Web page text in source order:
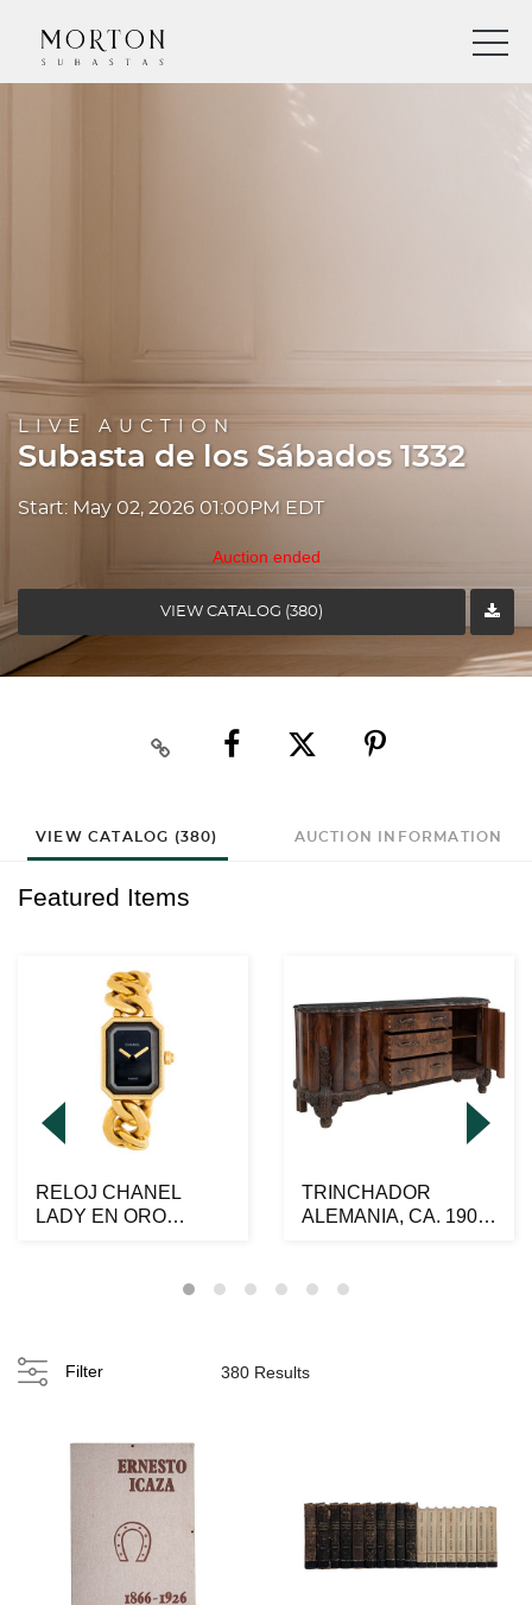
LIVE AUCTION
Subasta de los Sábados 1332
Start: May 02, 2026 01:00PM EDT
Auction ended
VIEW CATALOG (380)
VIEW CATALOG (380) AUCTION INFORMATION
Featured Items
RELOJ CHANEL
LADY EN ORO
TRINCHADOR
ALEMANIA, CA. 1900.
Filter 380 Results